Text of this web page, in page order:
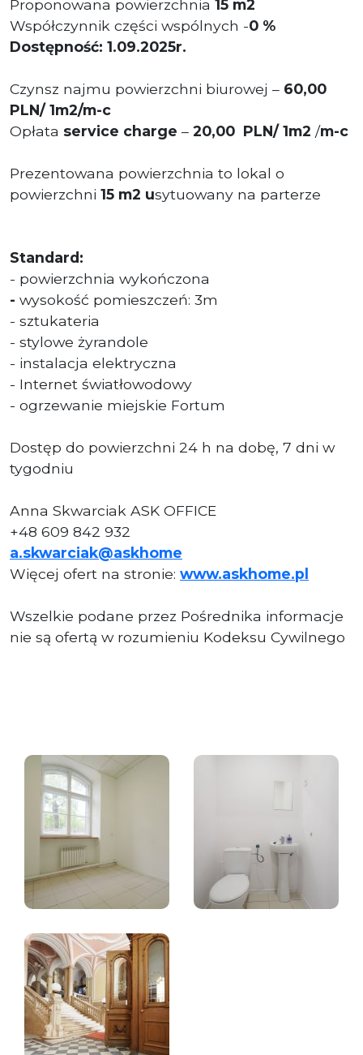
Proponowana powierzchnia 15 m2
Współczynnik części wspólnych -0 %
Dostępność: 1.09.2025r.
Czynsz najmu powierzchni biurowej – 60,00
PLN/ 1m2/m-c
Opłata service charge – 20,00 PLN/ 1m2 /m-c
Prezentowana powierzchnia to lokal o
powierzchni 15 m2 usytuowany na parterze
Standard:
- powierzchnia wykończona
- wysokość pomieszczeń: 3m
- sztukateria
- stylowe żyrandole
- instalacja elektryczna
- Internet światłowodowy
- ogrzewanie miejskie Fortum
Dostęp do powierzchni 24 h na dobę, 7 dni w
tygodniu
Anna Skwarciak ASK OFFICE
+48 609 842 932
a.skwarciak@askhome
Więcej ofert na stronie: www.askhome.pl
Wszelkie podane przez Pośrednika informacje
nie są ofertą w rozumieniu Kodeksu Cywilnego